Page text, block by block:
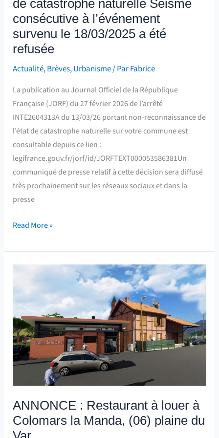
de catastrophe naturelle Séisme
consécutive à l’événement
survenu le 18/03/2025 a été
refusée
Actualité,Brèves,Urbanisme/ ParFabrice
La publication au Journal Officiel de la République
Française (JORF) du 27 février 2026 de l’arrêté
INTE2604313A du 13/03/26 portant non-reconnaissance de
l’état de catastrophe naturelle sur votre commune est
consultable depuis ce lien :
legifrance.gouv.fr/jorf/id/JORFTEXT000053586381Un
communiqué de presse relatif à cette décision sera diffusé
très prochainement sur les réseaux sociaux et dans la
presse
survenu
le
18/03/2025
a
été
Read More »
ANNONCE : Restaurant à louer à
Colomars la Manda, (06) plaine du
ANNONCE
Restaurant
louer
à
Colomars
la
plaine
du
Var